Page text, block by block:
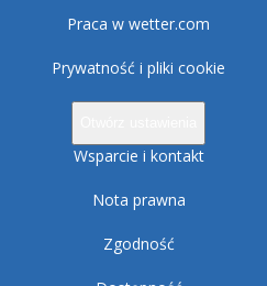
Praca w wetter.com
Prywatność i pliki cookie
Wsparcie i kontakt
Nota prawna
Zgodność